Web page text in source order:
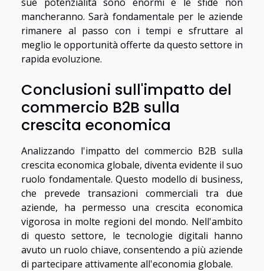
sue potenzialità sono enormi e le sfide non
mancheranno. Sarà fondamentale per le aziende
rimanere al passo con i tempi e sfruttare al
meglio le opportunità offerte da questo settore in
rapida evoluzione.
Conclusioni sull'impatto del
commercio B2B sulla
crescita economica
Analizzando l'impatto del commercio B2B sulla
crescita economica globale, diventa evidente il suo
ruolo fondamentale. Questo modello di business,
che prevede transazioni commerciali tra due
aziende, ha permesso una crescita economica
vigorosa in molte regioni del mondo. Nell'ambito
di questo settore, le tecnologie digitali hanno
avuto un ruolo chiave, consentendo a più aziende
di partecipare attivamente all'economia globale.